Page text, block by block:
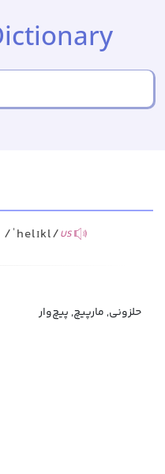
/ˈhelɪkl/US
حلزونی, مارپیچ, پیچ‌وار